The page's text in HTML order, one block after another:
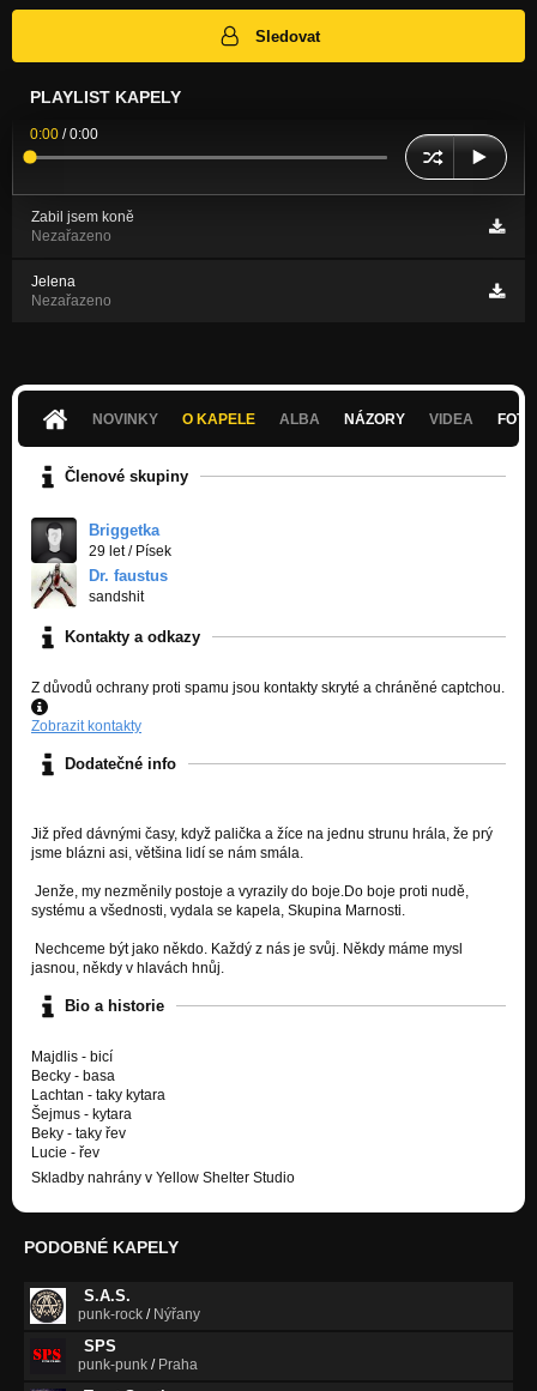
Sledovat
PLAYLIST KAPELY
0:00 /0:00
Zabil jsem koně
Nezařazeno
Jelena
Nezařazeno
NOVINKY O KAPELE ALBA NÁZORY VIDEA
Členové skupiny
Briggetka
29 let/ Písek
Dr. faustus
sandshit
Kontakty a odkazy
Z důvodů ochrany proti spamu jsou kontakty skryté a chráněné captchou.
Zobrazit kontakty
Dodatečné info
Již před dávnými časy, když palička a žíce na jednu strunu hrála, že prý
jsme blázni asi, většina lidí se nám smála.
Jenže, my nezměnily postoje a vyrazily do boje.Do boje proti nudě,
systému a všednosti, vydala se kapela, Skupina Marnosti.
Nechceme být jako někdo. Každý z nás je svůj. Někdy máme mysl
jasnou, někdy v hlavách hnůj.
Bio a historie
Majdlis - bicí
Becky - basa
Lachtan - taky kytara
Šejmus - kytara
Beky - taky řev
Lucie - řev
Skladby nahrány v Yellow Shelter Studio
PODOBNÉ KAPELY
S.A.S.
punk-rock / Nýřany
SPS
punk-punk / Praha